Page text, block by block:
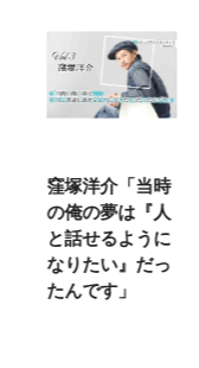
窪塚洋介「当時
の俺の夢は『人
と話せるように
なりたい』だっ
たんです」